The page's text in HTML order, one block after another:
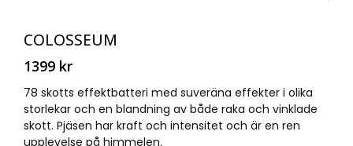
COLOSSEUM
1399 kr
78 skotts effektbatteri med suveräna effekter i olika
storlekar och en blandning av både raka och vinklade
skott. Pjäsen har kraft och intensitet och är en ren
upplevelse på himmelen.